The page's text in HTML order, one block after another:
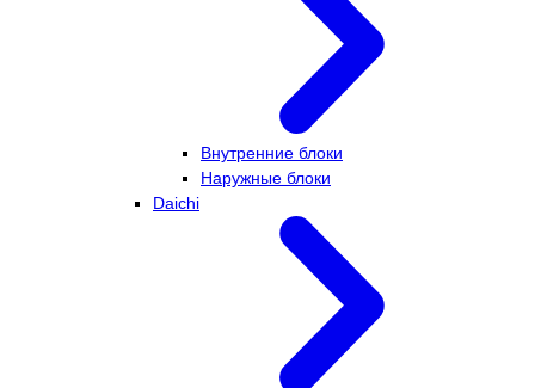
Внутренние блоки
Наружные блоки
Daichi